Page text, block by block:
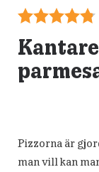
Pizzorna är
man vill kan